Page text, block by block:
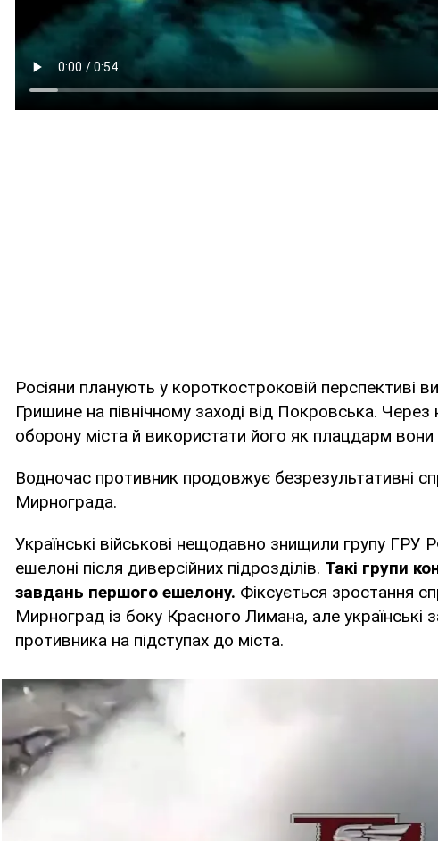
Росіяни планують у короткостроковій перспективі
Гришине на північному заході від Покровська.
оборону міста й використати його як плацдарм вони
Водночас противник продовжує безрезультативні
Мирнограда.
Українські військові нещодавно знищили групу ГРУ
ешелоні після диверсійних підрозділів. Такі групи
завдань першого ешелону. Фіксується зростання
Мирноград із боку Красного Лимана, але українські
противника на підступах до міста.